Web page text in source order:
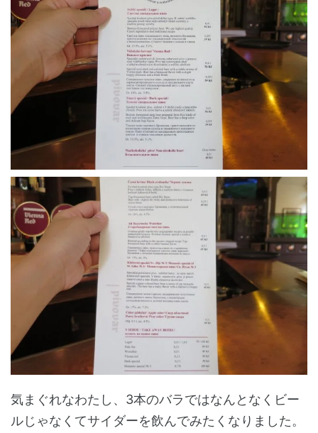
気まぐれなわたし、3本のバラではなんとなくビー
ルじゃなくてサイダーを飲んでみたくなりました。